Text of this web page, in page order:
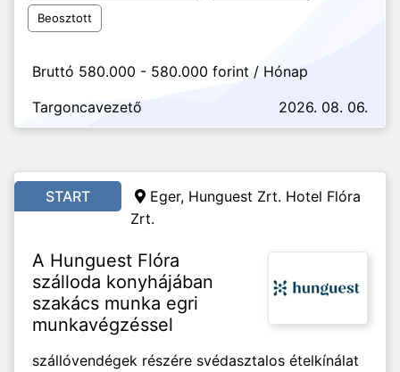
Beosztott
Bruttó 580.000 - 580.000 forint / Hónap
Targoncavezető
2026. 08. 06.
START
Eger, Hunguest Zrt. Hotel Flóra
Zrt.
A Hunguest Flóra
szálloda konyhájában
szakács munka egri
munkavégzéssel
szállóvendégek részére svédasztalos ételkínálat